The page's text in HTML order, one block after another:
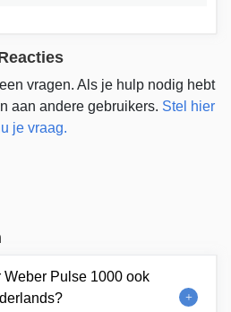
vragen. Als je hulp nodig hebt
aan andere gebruikers. Stel hier
je vraag.
Weber Pulse 1000 ook